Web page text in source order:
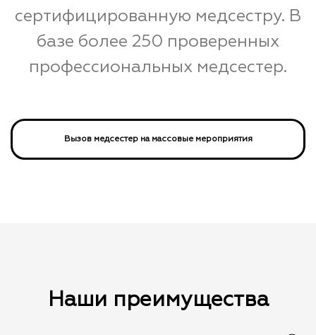
сертифицированную медсестру. В
базе более 250 проверенных
профессиональных медсестер.
Вызов медсестер на массовые мероприятия
Наши преимущества